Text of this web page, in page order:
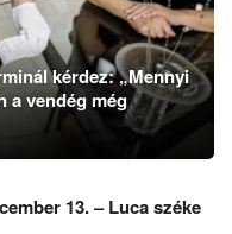
kérdez: „Mennyi
a vendég még
13. – Luca széke